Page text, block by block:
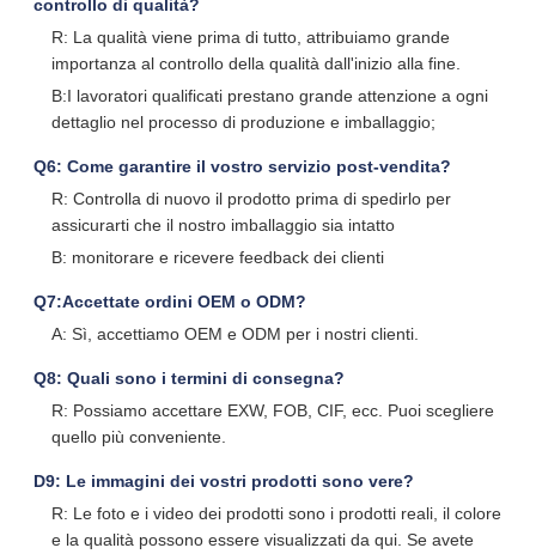
controllo di qualità?
R: La qualità viene prima di tutto, attribuiamo grande
importanza al controllo della qualità dall'inizio alla fine.
B:I lavoratori qualificati prestano grande attenzione a ogni
dettaglio nel processo di produzione e imballaggio;
Q6: Come garantire il vostro servizio post-vendita?
R: Controlla di nuovo il prodotto prima di spedirlo per
assicurarti che il nostro imballaggio sia intatto
B: monitorare e ricevere feedback dei clienti
Q7:Accettate ordini OEM o ODM?
A: Sì, accettiamo OEM e ODM per i nostri clienti.
Q8: Quali sono i termini di consegna?
R: Possiamo accettare EXW, FOB, CIF, ecc. Puoi scegliere
quello più conveniente.
D9: Le immagini dei vostri prodotti sono vere?
R: Le foto e i video dei prodotti sono i prodotti reali, il colore
e la qualità possono essere visualizzati da qui. Se avete